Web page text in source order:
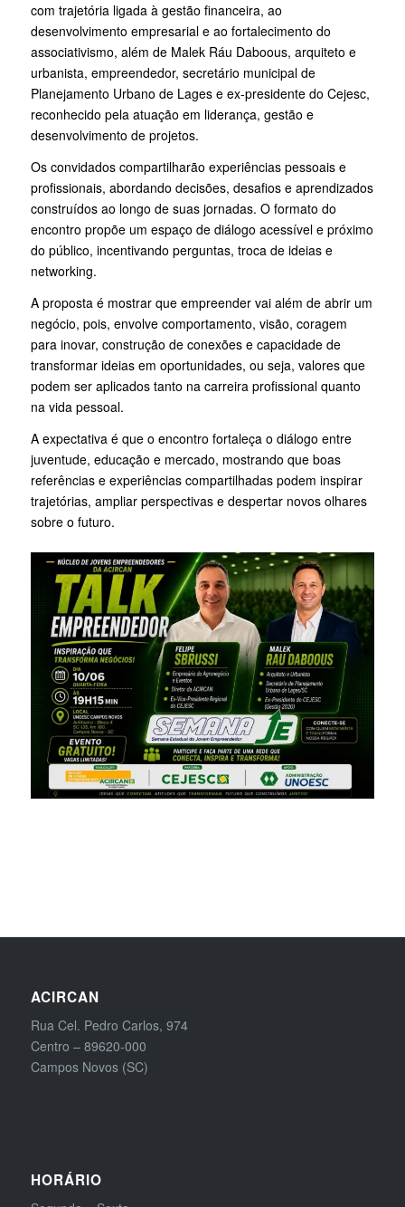
com trajetória ligada à gestão financeira, ao
desenvolvimento empresarial e ao fortalecimento do
associativismo, além de Malek Ráu Daboous, arquiteto e
urbanista, empreendedor, secretário municipal de
Planejamento Urbano de Lages e ex-presidente do Cejesc,
reconhecido pela atuação em liderança, gestão e
desenvolvimento de projetos.
Os convidados compartilharão experiências pessoais e
profissionais, abordando decisões, desafios e aprendizados
construídos ao longo de suas jornadas. O formato do
encontro propõe um espaço de diálogo acessível e próximo
do público, incentivando perguntas, troca de ideias e
networking.
A proposta é mostrar que empreender vai além de abrir um
negócio, pois, envolve comportamento, visão, coragem
para inovar, construção de conexões e capacidade de
transformar ideias em oportunidades, ou seja, valores que
podem ser aplicados tanto na carreira profissional quanto
na vida pessoal.
A expectativa é que o encontro fortaleça o diálogo entre
juventude, educação e mercado, mostrando que boas
referências e experiências compartilhadas podem inspirar
trajetórias, ampliar perspectivas e despertar novos olhares
sobre o futuro.
ACIRCAN
Rua Cel. Pedro Carlos, 974
Centro – 89620-000
Campos Novos (SC)
HORÁRIO